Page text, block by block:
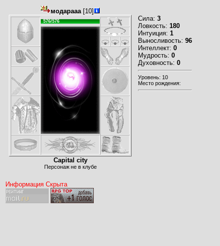
модарааа[10]
576/576
Capital city
Персонаж не в клубе
Сила: 3
Ловкость: 180
Интуиция: 1
Выносливость: 96
Интеллект: 0
Мудрость: 0
Духовность: 0
Уровень: 10
Место рождения:
Информация Скрыта